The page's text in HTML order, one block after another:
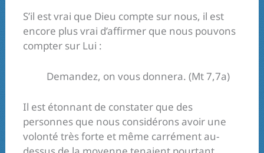
S’il est vrai que Dieu compte sur nous, il est
encore plus vrai d’affirmer que nous pouvons
compter sur Lui :
Demandez, on vous donnera. (Mt 7,7a)
Il est étonnant de constater que des
personnes que nous considérons avoir une
volonté très forte et même carrément au-